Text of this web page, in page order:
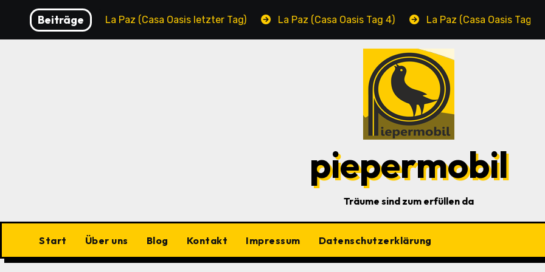
Inhalten
springen
Beiträge
La Paz (Casa Oasis letzter Tag) La Paz (Casa Oasis Tag 4) La Paz (Casa Oasis Tag 3)
piepermobil
Träume sind zum erfüllen da
Start Über uns Blog Kontakt Impressum Datenschutzerklärung